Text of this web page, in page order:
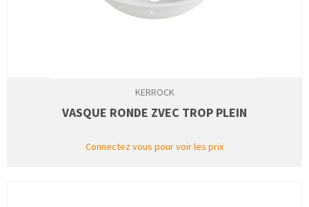
KERROCK
VASQUE RONDE ZVEC TROP PLEIN
Connectez vous pour voir les prix